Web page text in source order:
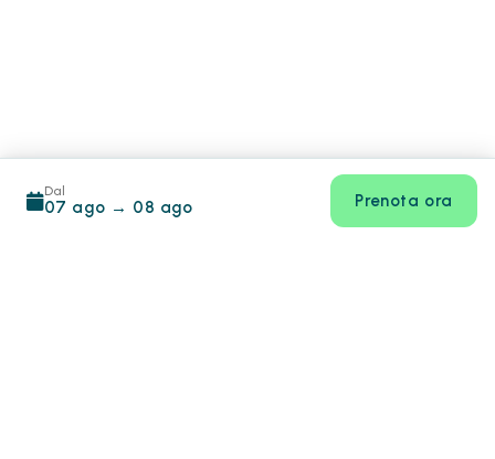
Dal
07 ago → 08 ago Prenota ora